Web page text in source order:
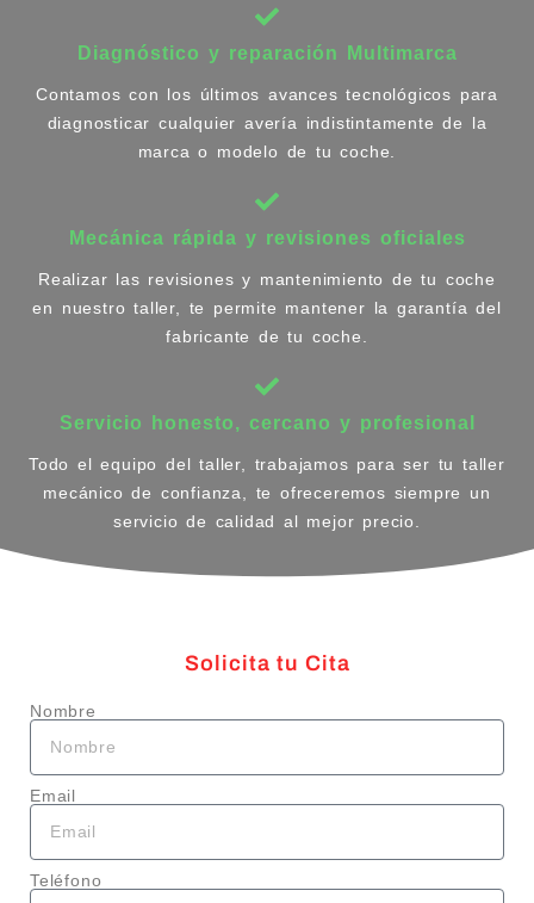
Diagnóstico y reparación Multimarca
Contamos con los últimos avances tecnológicos para
diagnosticar cualquier avería indistintamente de la
marca o modelo de tu coche.
Mecánica rápida y revisiones oficiales
Realizar las revisiones y mantenimiento de tu coche
en nuestro taller, te permite mantener la garantía del
fabricante de tu coche.
Servicio honesto, cercano y profesional
Todo el equipo del taller, trabajamos para ser tu taller
mecánico de confianza, te ofreceremos siempre un
servicio de calidad al mejor precio.
Solicita tu Cita
Nombre
Email
Teléfono